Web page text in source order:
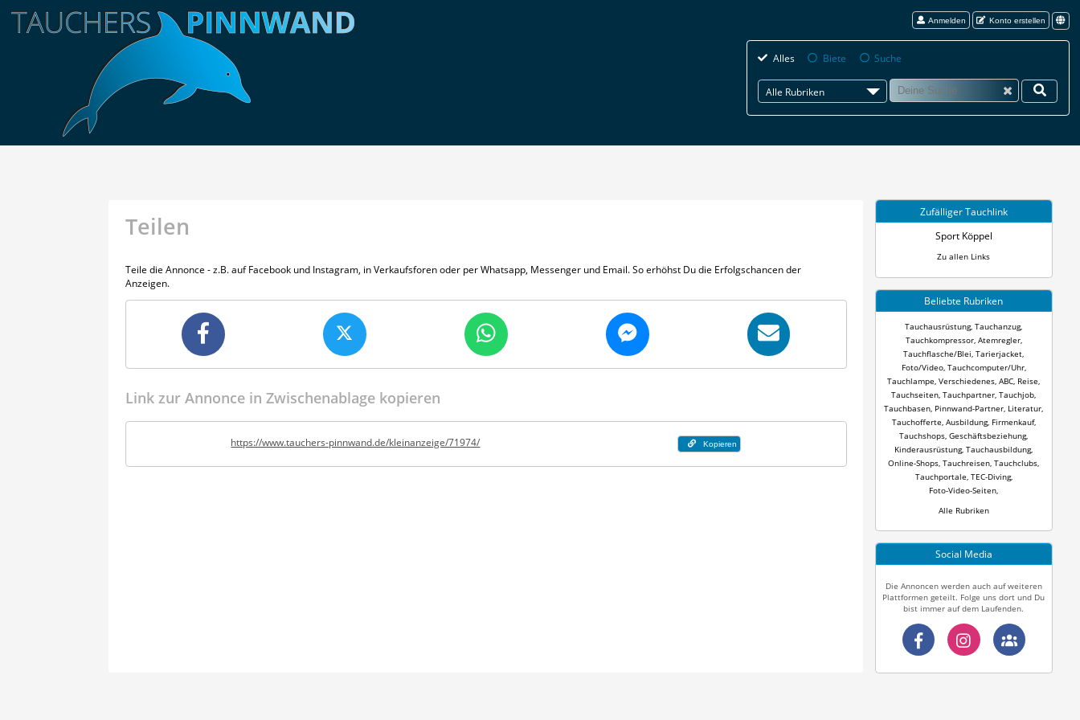
Anmelden Konto erstellen
Alles Biete Suche
Alle Rubriken
Teilen
Teile die Annonce - z.B. auf Facebook und Instagram, in Verkaufsforen oder per Whatsapp, Messenger und Email. So erhöhst Du die Erfolgschancen der
Anzeigen.
Link zur Annonce in Zwischenablage kopieren
https://www.tauchers-pinnwand.de/kleinanzeige/71974/ Kopieren
Zufälliger Tauchlink
Sport Köppel
Zu allen Links
Beliebte Rubriken
Tauchausrüstung, Tauchanzug,
Tauchkompressor, Atemregler,
Tauchflasche/Blei Tarierjacket
Foto/Video, Tauchcomputer/Uhr,
Tauchlampe Verschiedenes ABC Reise
Tauchseiten Tauchpartner Tauchjob
Tauchbasen Pinnwand-Partner Literatur
Tauchofferte Ausbildung, Firmenkauf,
Tauchshops Geschäftsbeziehung,
Kinderausrüstung, Tauchausbildung,
Online-Shops Tauchreisen Tauchclubs
Tauchportale TEC-Diving,
Foto-Video-Seiten
Alle Rubriken
Social Media
Die Annoncen werden auch auf weiteren
Plattformen geteilt. Folge uns dort und Du
bist immer auf dem Laufenden.